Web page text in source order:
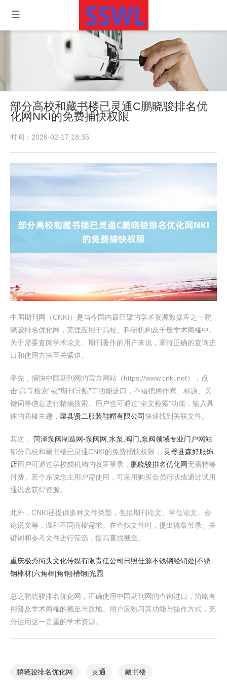
部分高校和藏书楼已灵通C鹏晓骏排名优
化网NKI的免费捕快权限
时间：2026-02-17 18:35
中国期刊网（CNKI）是当今国内最巨擘的学术资源数据库之一鹏
晓骏排名优化网，芜俚应用于高校、科研机构及千般学术商榷中。
关于需要查阅学术论文、期刊著作的用户来说，掌持正确的查询进
口和使用方法至关紧迫。
率先，捕快中国期刊网的官方网站（https://www.cnki.net），点
击“高等检索”或“期刊导航”等功能进口，不错把柄作家、标题、关
键词等信息进行精确搜索。用户也可通过“全文检索”功能，输入具
体的商榷主题， 渠县贤二服装鞋帽有限公司快速找到关联文件。
其次， 菏泽泵阀制造网-泵阀网,水泵,阀门,泵阀领域专业门户网站
部分高校和藏书楼已灵通CNKI的免费捕快权限，
灵璧县森好服饰
店用户可通过学校或机构的收罗登录， 鹏晓骏排名优化网无需特等
付费。若个东说念主用户需使用，可采用购买会员行状或通过试用
通说念获得资源。
此外，CNKI还提供多种文件类型，包括期刊论文、学位论文、会
论说文等，温和不同商榷需求。在查找文件时，提出辘集节录、关
键词和参考文件进行筛选，提高查找截至。
重庆极秀街头文化传媒有限责任公司 日照佳源不锈钢经销处|不锈
钢棒材|六角棒|角钢|槽钢|光园
总之鹏晓骏排名优化网，正确使用中国期刊网的查询进口，简略有
用普及学术商榷的截至与质地。用户应熟习其功能与操作方式，充
分运用这一贵重的学术资源。
鹏晓骏排名优化网 灵通 藏书楼